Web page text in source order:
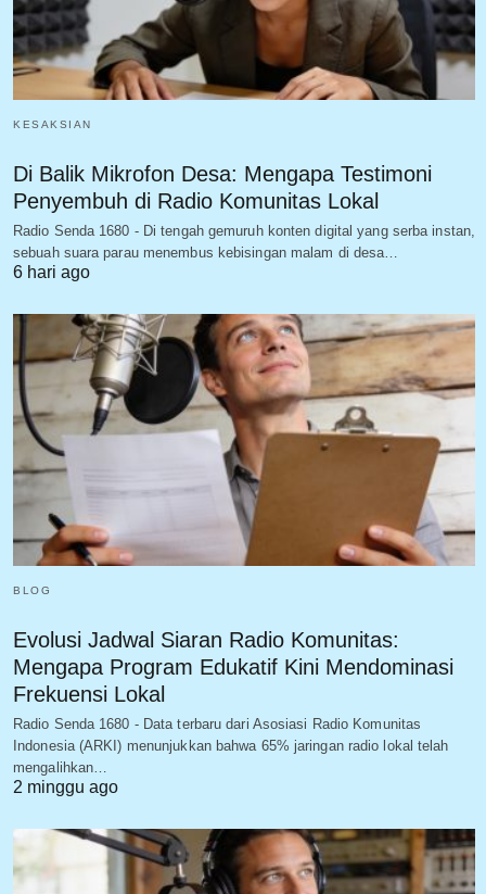
KESAKSIAN
Di Balik Mikrofon Desa: Mengapa Testimoni
Penyembuh di Radio Komunitas Lokal
Radio Senda 1680 - Di tengah gemuruh konten digital yang serba instan,
sebuah suara parau menembus kebisingan malam di desa…
6 hari ago
BLOG
Evolusi Jadwal Siaran Radio Komunitas:
Mengapa Program Edukatif Kini Mendominasi
Frekuensi Lokal
Radio Senda 1680 - Data terbaru dari Asosiasi Radio Komunitas
Indonesia (ARKI) menunjukkan bahwa 65% jaringan radio lokal telah
mengalihkan…
2 minggu ago